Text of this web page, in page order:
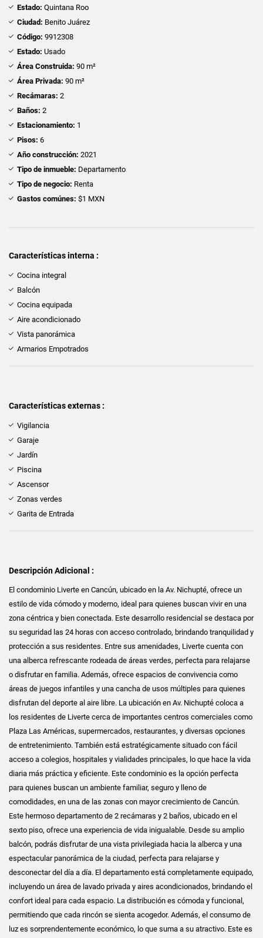
Estado: Quintana Roo
Ciudad: Benito Juárez
Código: 9912308
Estado: Usado
Área Construida: 90 m²
Área Privada: 90 m²
Recámaras: 2
Baños: 2
Estacionamiento: 1
Pisos: 6
Año construcción: 2021
Tipo de inmueble: Departamento
Tipo de negocio: Renta
Gastos comúnes: $1 MXN
Características interna :
Cocina integral
Balcón
Cocina equipada
Aire acondicionado
Vista panorámica
Armarios Empotrados
Características externas :
Vigilancia
Garaje
Jardín
Piscina
Ascensor
Zonas verdes
Garita de Entrada
Descripción Adicional :
El condominio Liverte en Cancún, ubicado en la Av. Nichupté, ofrece un
estilo de vida cómodo y moderno, ideal para quienes buscan vivir en una
zona céntrica y bien conectada. Este desarrollo residencial se destaca por
su seguridad las 24 horas con acceso controlado, brindando tranquilidad y
protección a sus residentes. Entre sus amenidades, Liverte cuenta con
una alberca refrescante rodeada de áreas verdes, perfecta para relajarse
o disfrutar en familia. Además, ofrece espacios de convivencia como
áreas de juegos infantiles y una cancha de usos múltiples para quienes
disfrutan del deporte al aire libre. La ubicación en Av. Nichupté coloca a
los residentes de Liverte cerca de importantes centros comerciales como
Plaza Las Américas, supermercados, restaurantes, y diversas opciones
de entretenimiento. También está estratégicamente situado con fácil
acceso a colegios, hospitales y vialidades principales, lo que hace la vida
diaria más práctica y eficiente. Este condominio es la opción perfecta
para quienes buscan un ambiente familiar, seguro y lleno de
comodidades, en una de las zonas con mayor crecimiento de Cancún.
Este hermoso departamento de 2 recámaras y 2 baños, ubicado en el
sexto piso, ofrece una experiencia de vida inigualable. Desde su amplio
balcón, podrás disfrutar de una vista privilegiada hacia la alberca y una
espectacular panorámica de la ciudad, perfecta para relajarse y
desconectar del día a día. El departamento está completamente equipado,
incluyendo un área de lavado privada y aires acondicionados, brindando el
confort ideal para cada espacio. La distribución es cómoda y funcional,
permitiendo que cada rincón se sienta acogedor. Además, el consumo de
luz es sorprendentemente económico, lo que suma a su atractivo. Este es